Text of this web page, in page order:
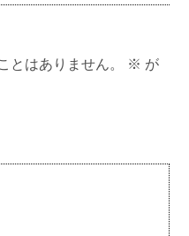
とはありません。 ※ が